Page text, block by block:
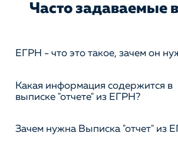
Часто задаваемые
ЕГРН - что это такое, зачем он
Какая информация содержится в
выписке "отчете" из ЕГРН?
Зачем нужна Выписка "отчет" из